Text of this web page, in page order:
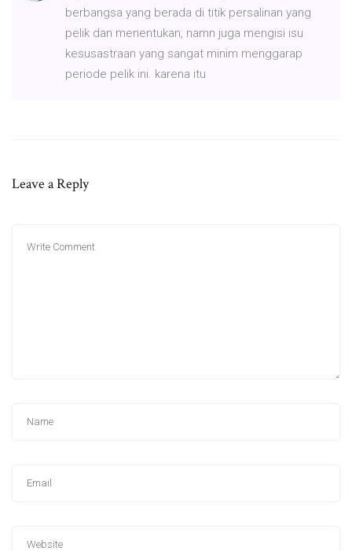
berbangsa yang berada di titik persalinan yang
pelik dan menentukan, namn juga mengisi isu
kesusastraan yang sangat minim menggarap
periode pelik ini. karena itu
Leave a Reply